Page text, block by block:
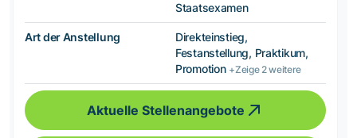
Staatsexamen
Art der Anstellung
Direkteinstieg,
Festanstellung, Praktikum,
Promotion +Zeige 2 weitere
Aktuelle Stellenangebote